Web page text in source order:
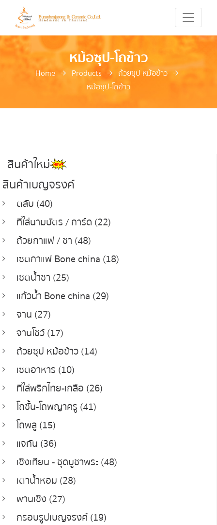
หม้อซุป-โถข้าว
Home Products
ถ้วยซุป หม้อข้าว
หม้อซุป-โถข้าว
สินค้าใหม่
สินค้าเบญจรงค์
ตลับ (40)
ที่ใส่นามบัตร / การ์ด (22)
ถ้วยกาแฟ / ชา (48)
เซตกาแฟ Bone china (18)
เซตน้ำชา (25)
แก้วน้ำ Bone china (29)
จาน (27)
จานโชว์ (17)
ถ้วยซุป หม้อข้าว (14)
เซตอาหาร (10)
ที่ใส่พริกไทย-เกลือ (26)
โถชั้น-โถพญาครู (41)
โถพลู (15)
แจกัน (36)
เชิงเทียน - ชุดบูชาพระ (48)
เตาน้ำหอม (28)
พานเชิง (27)
กรอบรูปเบญจรงค์ (19)